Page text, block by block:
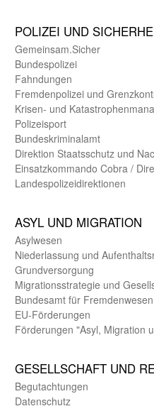
POLIZEI UND
Gemein­sam.Sicher
Bundes­polizei
Fahndungen
Fremdenpolizei und
Krisen- und
Polizeisport
Bundes­kriminal­amt
Direktion Staats­schutz und
Einsatz­kommando Cobra /
Landes­polizei­direk­tionen
ASYL UND MIGRA­TION
Asyl­wesen
Nieder­lassung und
Grund­versorgung
Migrations­strategie und
Bundes­amt für
EU-Förde­rungen
Förderungen "Asyl, Migration
GE­SELL­SCHAFT UND
Begut­achtungen
Daten­schutz